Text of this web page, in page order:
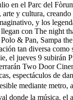
en el Parc del
y cultura,
y los
con The night
& Pan, Sampa
tan diversa
el jueves 9
Two Door
espectáculos de
mediante
donde la música,